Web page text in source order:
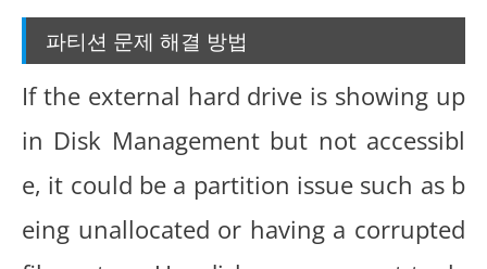
파티션 문제 해결 방법
If the external hard drive is showing up
in Disk Management but not accessibl
e, it could be a partition issue such as b
eing unallocated or having a corrupted